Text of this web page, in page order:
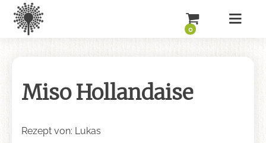
0
Miso Hollandaise
Rezept von: Lukas